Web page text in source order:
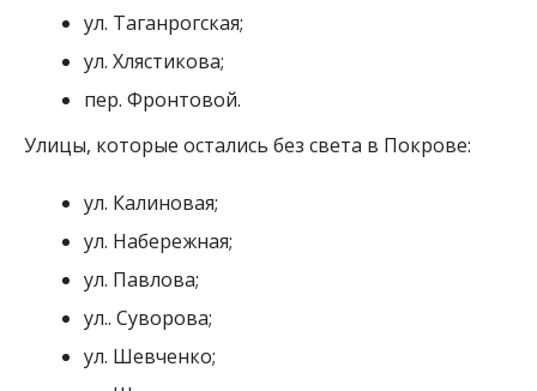
ул. Шевченко;
ул. Шляхова;
пер. Алтайский;
пер. Молодежный;
пер. Тихий.
Села Никопольского района, которые остались без
света: